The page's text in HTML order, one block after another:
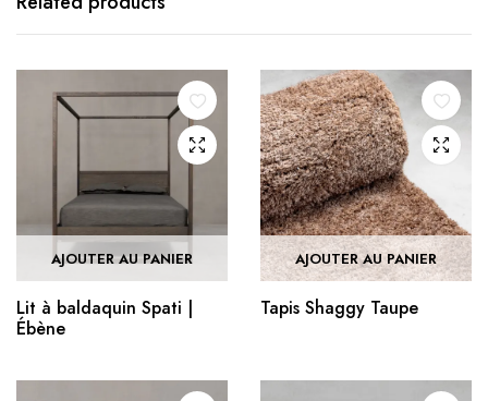
AJOUTER AU PANIER
Lit à baldaquin Spati |
Ébène
AJOUTER AU PANIER
Tapis Shaggy Taupe